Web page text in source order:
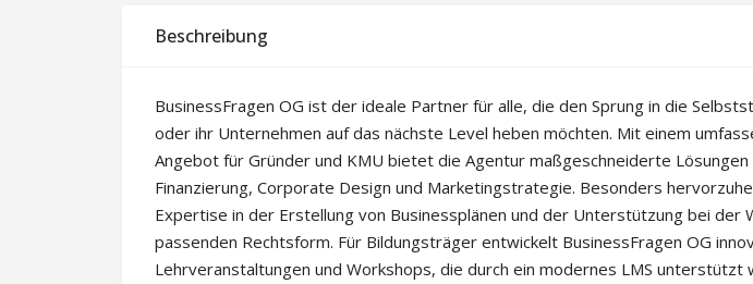
Beschreibung
BusinessFragen OG ist der ideale Partner für alle, die den Sprung in die
oder ihr Unternehmen auf das nächste Level heben möchten. Mit einem
Angebot für Gründer und KMU bietet die Agentur maßgeschneiderte Lösungen
Finanzierung, Corporate Design und Marketingstrategie. Besonders
Expertise in der Erstellung von Businessplänen und der Unterstützung bei der
passenden Rechtsform. Für Bildungsträger entwickelt BusinessFragen OG
Lehrveranstaltungen und Workshops, die durch ein modernes LMS unterstützt